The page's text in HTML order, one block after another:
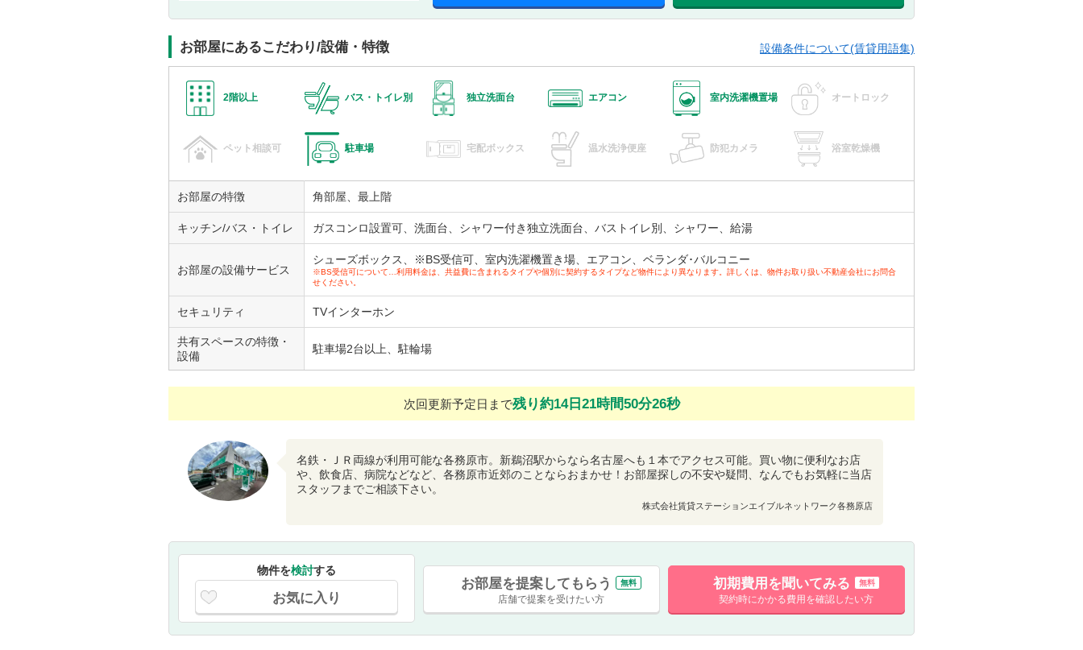
お部屋にあるこだわり/設備・特徴 設備条件について(賃貸用語集)
2階以上 バス・トイレ別 独立洗面台 エアコン 室内洗濯機置場 オートロック
ペット相談可 駐車場 宅配ボックス 温水洗浄便座 防犯カメラ 浴室乾燥機
お部屋の特徴 角部屋、最上階
キッチン/バス・トイレ ガスコンロ設置可、洗面台、シャワー付き独立洗面台、バストイレ別、シャワー、給湯
お部屋の設備サービス
シューズボックス、※BS受信可、室内洗濯機置き場、エアコン、ベランダ･バルコニー
※BS受信可について…利用料金は、共益費に含まれるタイプや個別に契約するタイプなど物件により異なります。詳しくは、物件お取り扱い不動産会社にお問合
せください。
セキュリティ TVインターホン
共有スペースの特徴・
設備
駐車場2台以上、駐輪場
次回更新予定日まで残り約14日21時間50分25秒
名鉄・ＪＲ両線が利用可能な各務原市。新鵜沼駅からなら名古屋へも１本でアクセス可能。買い物に便利なお店
や、飲食店、病院などなど、各務原市近郊のことならおまかせ！お部屋探しの不安や疑問、なんでもお気軽に当店
スタッフまでご相談下さい。
株式会社賃貸ステーションエイブルネットワーク各務原店
物件を検討する
お気に入り
お部屋を提案してもらう 無料
店舗で提案を受けたい方
初期費用を聞いてみる 無料
契約時にかかる費用を確認したい方